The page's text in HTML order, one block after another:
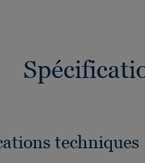
techniques